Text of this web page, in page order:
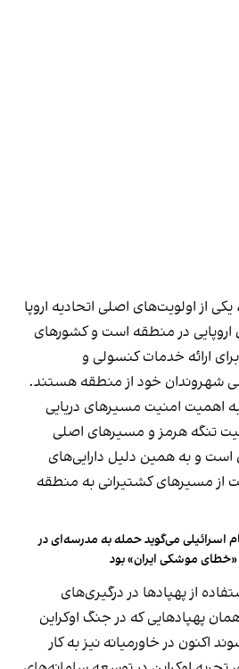
از اولویت‌های اصلی اتحادیه اروپا
در منطقه است و کشورهای
ارائه خدمات کنسولی و
شهروندان خود از منطقه هستند.
اهمیت امنیت مسیرهای دریایی
تنگه هرمز و مسیرهای اصلی
است و به همین دلیل دارایی‌های
از مسیرهای کشتیرانی به منطقه
اسرائیلی می‌گوید حمله به مدرسه‌ای در
موشکی ایران» بود
از پهپادها در درگیری‌های
پهپادهایی که در جنگ اوکراین
اکنون در خاورمیانه نیز به کار